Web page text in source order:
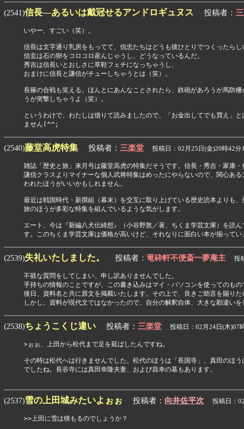
(2541)信長―あるいは戴冠せるアンドロギュヌス 投稿者：
いやー、すごい（笑）。
信長は文字通り乳房をもってて、信忠たちはどうも彼ひとりでつくったらし
信玄は石の卵をコロコロ産んじゃうし、どうなっているんだ。
秀吉は信長いとおしさに草鞋フェチになっちゃうし、
おまけに信長と謙信がチューしちゃうとは（笑）。
長篠の合戦も笑える。ほんとにあんなことされたら、鉄砲があろうが馬防柵
うが突撃しちゃうよ（笑）。
というわけで、わたしは借りて読みましたので、「お金出してでも買え」と
ません(^^;
(2540)藤堂高虎特集 投稿者： 三楽堂 投稿日：02月25日(金)20時42分
雑誌「歴史と旅」来月号は藤堂高虎の特集だそうです。信長・秀吉・家康・
謙信クラスよりマイナーな個人武将特集はめったにやらないので、関心ある
われたほうがいいかもしれません。
最近は戦国時代・新撰組（幕末）を交互に取り上げている歴史読本よりも、
旅のほうが多彩な特集を組んでいるような気がします。
エート、今は『新編八犬伝綺想』（小谷野敦／著、ちくま学芸文庫）を読ん
(2539)失礼いたしました。 投稿者： 竜砕軒不便斎一夢庵主 投
不躾な質問をしてしまい、申し訳ありませんでした。
手持ちの情報のことですが、この書き込みはマイ・パソコンを使ってのも
後日、資料名と共に原文を掲載いたします。その上で、良きご助言を賜りた
しかし、資料が現代文ではなかったので、自分の解釈自体、大きな勘違いを
(2538)ちょうこくじ違い 投稿者： 三楽堂 投稿日：02月24日(木)07
>ぉぉ、上田から松代まで足を延ばしたんですね。
その時は松代へは行きませんでした。松代のほうは「長国寺」、真田のほう
でしたね。長谷寺には真田幸隆夫妻、および昌幸の墓もあります。
(2537)雪の上田城みたいよぉぉ 投稿者： 向井佐平次 投稿日：
>>上田に雪は積もるのでしょうか？